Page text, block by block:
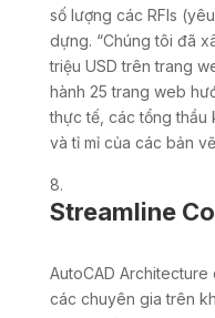
số lượng các RFIs
dựng. “Chúng tôi đã
triệu USD trên trang
hành 25 trang web
thực tế, các tổng thầu
và tỉ mỉ của các bản
Streamline
AutoCAD
các chuyên gia trên